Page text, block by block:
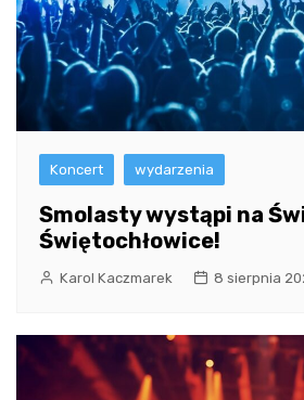
Koncert wydarzenia
Smolasty wystąpi na
Świętochłowice!
Karol Kaczmarek 8 sierpnia